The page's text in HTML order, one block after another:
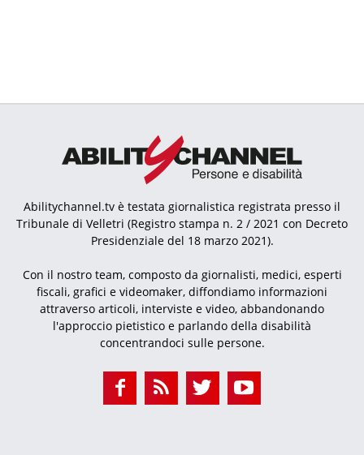
Abilitychannel.tv è testata giornalistica registrata presso il
Tribunale di Velletri (Registro stampa n. 2 / 2021 con Decreto
Presidenziale del 18 marzo 2021).
Con il nostro team, composto da giornalisti, medici, esperti
fiscali, grafici e videomaker, diffondiamo informazioni
attraverso articoli, interviste e video, abbandonando
l'approccio pietistico e parlando della disabilità
concentrandoci sulle persone.